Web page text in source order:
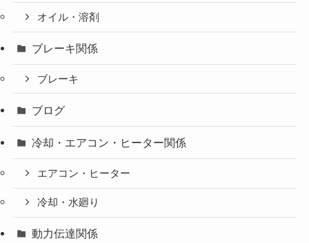
オイル・溶剤
ブレーキ関係
ブレーキ
ブログ
冷却・エアコン・ヒーター関係
エアコン・ヒーター
冷却・水廻り
動力伝達関係